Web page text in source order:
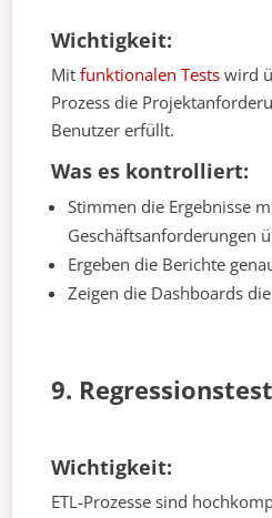
Wichtigkeit:
Mitfunktionalen Tests wird
Prozess die
Benutzer erfüllt.
Was es kontrolliert:
Stimmen die Ergebnisse
Geschäftsanforderungen
Ergeben die Berichte
Zeigen die Dashboards
9.
Wichtigkeit:
ETL-Prozesse sind